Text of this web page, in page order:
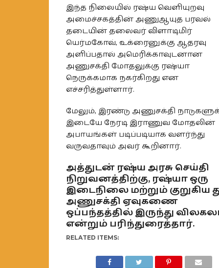
இந்த நிலையில் ரஷ்ய வெளியுறவு
அமைச்சகத்தின் அணுஆயுத பரவல்
தடையின் தலைவர் விளாடிமிர்
யெர்மகோவ், உக்ரைனுக்கு ஆதரவு
அளிப்பதால் அமெரிக்காவுடனான
அணுசக்தி மோதலுக்கு ரஷ்யா
நெருக்கமாக நகர்கிறது என
எச்சரித்துள்ளார்.
மேலும், இரண்டு அணுசக்தி
இடையே நேரடி இராணுவ மோதலின்
அபாயங்கள் படிப்படியாக வளர்ந்து
வருவதாவும் அவர் கூறினார்.
அத்துடன் ரஷ்ய அரசு செய்தி
நிறுவனத்திற்கு, ரஷ்யா ஒரு
இடைநிலை மற்றும் குறுகிய
அணுசக்தி ஏவுகணை
ஒப்பந்தத்தில் இருந்து
என்றும் பரிந்துரைத்தார்.
RELATED ITEMS: